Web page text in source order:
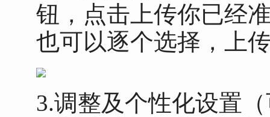
钮，点击上传你已经
也可以逐个选择，上
3.调整及个性化设置